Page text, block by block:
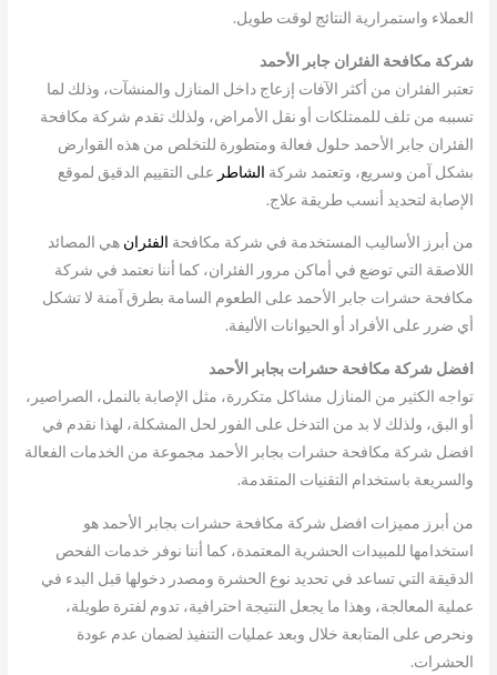
العملاء واستمرارية النتائج لوقت طويل.
شركة مكافحة الفئران جابر الأحمد
تعتبر الفئران من أكثر الآفات إزعاج داخل المنازل والمنشآت، وذلك لما
تسببه من تلف للممتلكات أو نقل الأمراض، ولذلك تقدم شركة مكافحة
الفئران جابر الأحمد حلول فعالة ومتطورة للتخلص من هذه القوارض
بشكل آمن وسريع، وتعتمد شركة الشاطر على التقييم الدقيق لموقع
الإصابة لتحديد أنسب طريقة علاج.
من أبرز الأساليب المستخدمة في شركة مكافحة الفئرانهي المصائد
اللاصقة التي توضع في أماكن مرور الفئران، كما أننا نعتمد في شركة
مكافحة حشرات جابر الأحمد على الطعوم السامة بطرق آمنة لا تشكل
أي ضرر على الأفراد أو الحيوانات الأليفة.
افضل شركة مكافحة حشرات بجابر الأحمد
تواجه الكثير من المنازل مشاكل متكررة، مثل الإصابة بالنمل، الصراصير،
أو البق، ولذلك لا بد من التدخل على الفور لحل المشكلة، لهذا نقدم في
افضل شركة مكافحة حشرات بجابر الأحمد مجموعة من الخدمات الفعالة
والسريعة باستخدام التقنيات المتقدمة.
من أبرز مميزات افضل شركة مكافحة حشرات بجابر الأحمد هو
استخدامها للمبيدات الحشرية المعتمدة، كما أننا نوفر خدمات الفحص
الدقيقة التي تساعد في تحديد نوع الحشرة ومصدر دخولها قبل البدء في
عملية المعالجة، وهذا ما يجعل النتيجة احترافية، تدوم لفترة طويلة،
ونحرص على المتابعة خلال وبعد عمليات التنفيذ لضمان عدم عودة
الحشرات.